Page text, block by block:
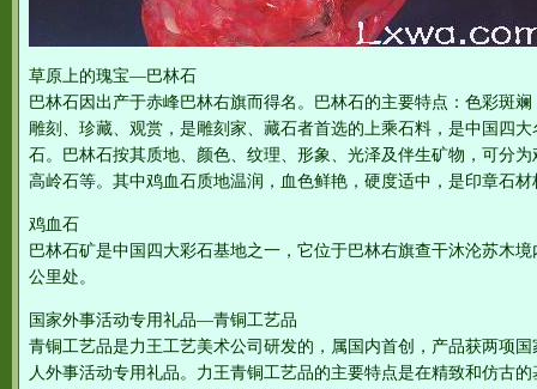
草原上的瑰宝—巴林石
巴林石因出产于赤峰巴林右旗而得名。巴林石的主要特点：色彩斑
雕刻、珍藏、观赏，是雕刻家、藏石者首选的上乘石料，是中国四
石。巴林石按其质地、颜色、纹理、形象、光泽及伴生矿物，可分
高岭石等。其中鸡血石质地温润，血色鲜艳，硬度适中，是印章石
鸡血石
巴林石矿是中国四大彩石基地之一，它位于巴林右旗查干沐沦苏木
公里处。
国家外事活动专用礼品—青铜工艺品
青铜工艺品是力王工艺美术公司研发的，属国内首创，产品获两项
人外事活动专用礼品。力王青铜工艺品的主要特点是在精致和仿古